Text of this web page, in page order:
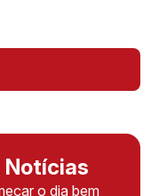
Notícias
o dia bem